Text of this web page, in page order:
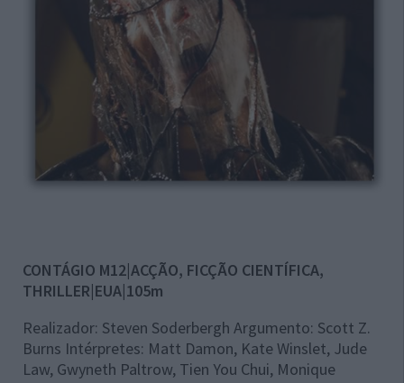
CONTÁGIO M12|ACÇÃO, FICÇÃO CIENTÍFICA,
THRILLER|EUA|105m
Realizador: Steven Soderbergh Argumento: Scott Z.
Burns Intérpretes: Matt Damon, Kate Winslet, Jude
Law, Gwyneth Paltrow, Tien You Chui, Monique